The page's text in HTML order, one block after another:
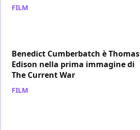
FILM
Benedict Cumberbatch è Thomas
Edison nella prima immagine di
The Current War
FILM